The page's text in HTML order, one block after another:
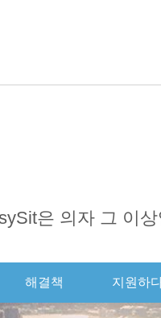
은 의자 그 이
해결책 지원하